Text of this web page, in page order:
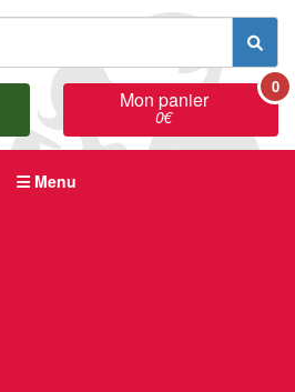
Mon panier
0€
0
Menu